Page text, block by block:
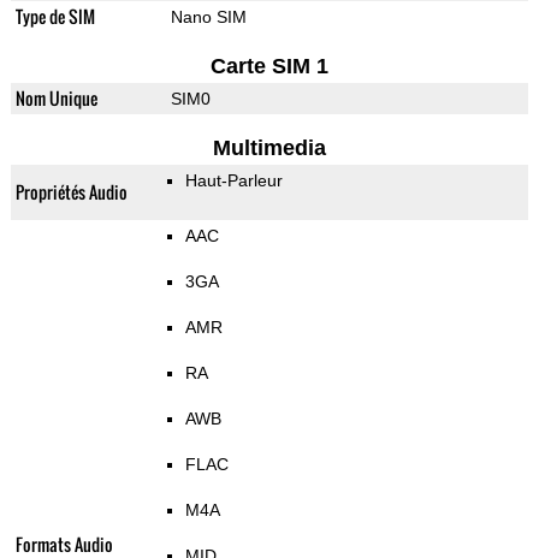
Type de SIM Nano SIM
Carte SIM 1
Nom Unique SIM0
Multimedia
Propriétés Audio Haut-Parleur
Formats Audio
AAC
3GA
AMR
RA
AWB
FLAC
M4A